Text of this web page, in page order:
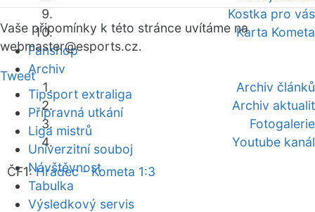
Kostka pro vás
Karta Kometa
Fanshop
Archiv
Archiv článků
Archiv aktualit
Fotogalerie
Youtube kanál
ČF1:Hradec - Kometa 1:3
Vaše připomínky k této stránce uvítáme na
webmaster@esports.cz.
Tweet
Tipsport extraliga
Přípravná utkání
Liga mistrů
Univerzitní souboj
Návštěvnost
Tabulka
Výsledkový servis